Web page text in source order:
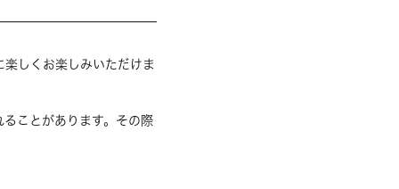
しくお楽しみいただけま
ことがあります。その際